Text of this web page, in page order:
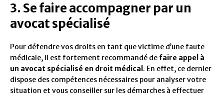
3. Se faire accompagner par un
avocat spécialisé
Pour défendre vos droits en tant que victime d’une faute
médicale, il est fortement recommandé de faire appel à
un avocat spécialisé en droit médical . En effet, ce dernier
dispose des compétences nécessaires pour analyser votre
situation et vous conseiller sur les démarches à effectuer